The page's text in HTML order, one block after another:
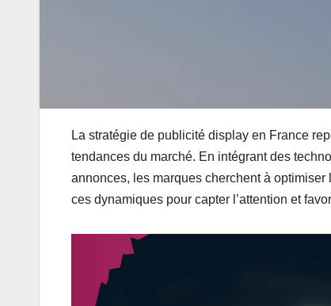
La stratégie de publicité display en France
tendances du marché. En intégrant des
annonces, les marques cherchent à
ces dynamiques pour capter l’attention et